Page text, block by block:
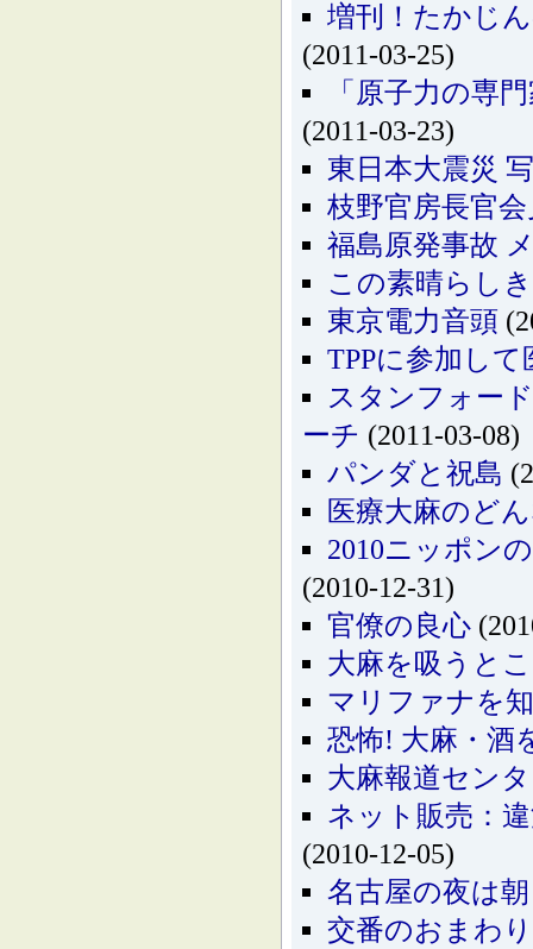
増刊！たかじ
(2011-03-25)
「原子力の専
(2011-03-23)
東日本大震災
枝野官房長官
福島原発事故
この素晴らし
東京電力音頭
TPPに参加し
スタンフォー
ーチ (2011-03-08)
パンダと祝島
医療大麻のど
2010ニッポン
(2010-12-31)
官僚の良心
大麻を吸うと
マリファナを
恐怖! 大麻・酒
大麻報道セン
ネット販売：
(2010-12-05)
名古屋の夜は
交番のおまわ